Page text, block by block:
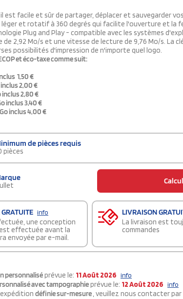
est facile et sûr de partager, déplacer et sauvegarder
léger et rotatif à 360 degrés qui facilite l'ouverture et la
Plug and Play - compatible avec les systèmes
2,92 Mo/s et une vitesse de lecture de 9,76 Mo/s. La
possibilités d'impression de n'importe quel logo.
et éco-taxe comme suit:
1,50 €
inclus 2,00 €
inclus 2,80 €
inclus 3,40 €
inclus 4,00 €
de pièces requis
pièces
info
une conception
effectuée avant la
envoyée par e-mail.
LIVRAISON
La livraison est
commandes
personnaliséprévue le: 11 Août 2026 info
avec tampographieprévue le: 12 Août 2026 info
définie sur-mesure, veuillez nous contacter